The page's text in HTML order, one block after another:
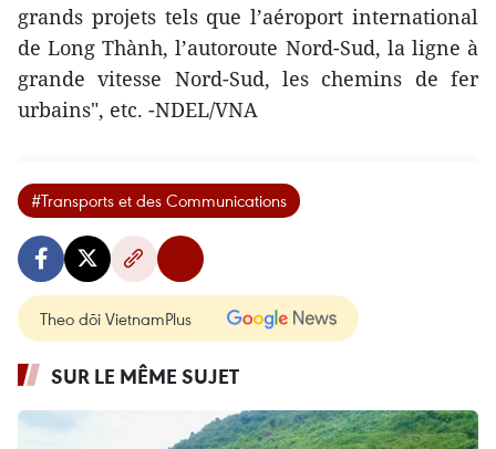
grands projets tels que l’aéroport international
de Long Thành, l’autoroute Nord-Sud, la ligne à
grande vitesse Nord-Sud, les chemins de fer
urbains", etc. -NDEL/VNA
#Transports et des Communications
Theo dõi VietnamPlus
SUR LE MÊME SUJET